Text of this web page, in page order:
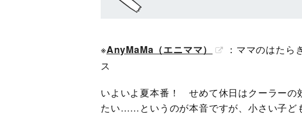
※AnyMaMa（エニママ）
：ママのはたら
ス
いよいよ夏本番！ せめて休日はクーラーの
たい……というのが本音ですが、小さい子ど